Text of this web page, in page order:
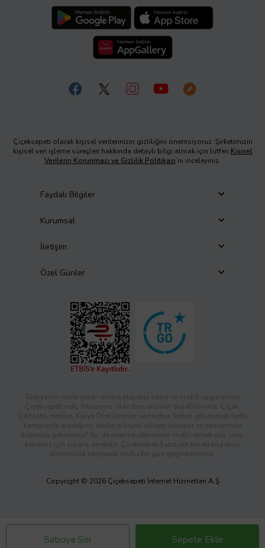
Satıcıya Sor Sepete Ekle
Çiçeksepeti olarak kişisel verilerinizin gizliliğini önemsiyoruz. Şirketimizin
kişisel veri işleme süreçleri hakkında detaylı bilgi almak için lütfen Kişisel
Verilerin Korunması ve Gizlilik Politikası’nı inceleyiniz.
Faydalı Bilgiler
Kurumsal
İletişim
Özel Günler
Türkiye’nin önde gelen online alışveriş sitesi ve mobil uygulaması
Çiçeksepeti’nde, ihtiyacınız olan tüm ürünleri bulabilirsiniz. Çiçek,
Çikolata, Hediye, Kişiye Özel Ürünler ve Hediye Setleri gibi birçok farklı
kategoride aradığınız binlerce ürünü sizlere sunuyor ve zamanında
kapınıza getiriyoruz! Siz de ister sevdiklerinizi mutlu etmek için, ister
kendiniz için sipariş verebilir; Çiçeksepeti Extra’nın fırsatlarla dolu
dünyasıyla tanışarak mutlu bir gün geçirebilirsiniz.
Copyright © 2026 Çiçeksepeti İnternet Hizmetleri A.Ş